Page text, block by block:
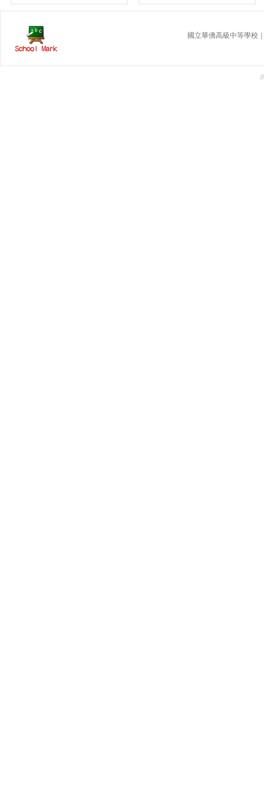
國立華僑高級中等學校